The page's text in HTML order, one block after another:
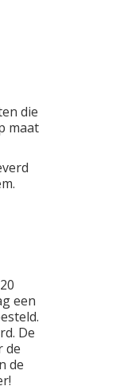
die
maat
een
De
de
de